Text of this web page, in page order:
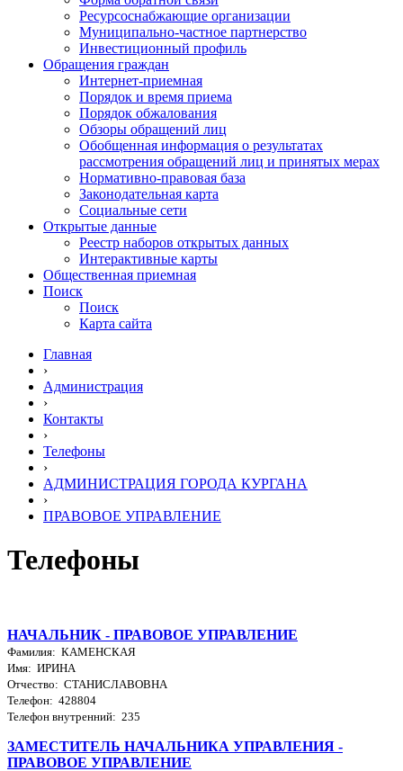
Ресурсоснабжающие организации
Муниципально-частное партнерство
Инвестиционный профиль
Обращения граждан
Интернет-приемная
Порядок и время приема
Порядок обжалования
Обзоры обращений лиц
Обобщенная информация о результатах
рассмотрения обращений лиц и принятых мерах
Нормативно-правовая база
Законодательная карта
Социальные сети
Открытые данные
Реестр наборов открытых данных
Интерактивные карты
Общественная приемная
Поиск
Поиск
Карта сайта
Главная
›
Администрация
›
Контакты
›
Телефоны
›
АДМИНИСТРАЦИЯ ГОРОДА КУРГАНА
›
ПРАВОВОЕ УПРАВЛЕНИЕ
Телефоны
НАЧАЛЬНИК - ПРАВОВОЕ УПРАВЛЕНИЕ
Фамилия: КАМЕНСКАЯ
Имя: ИРИНА
Отчество: СТАНИСЛАВОВНА
Телефон: 428804
Телефон внутренний: 235
ЗАМЕСТИТЕЛЬ НАЧАЛЬНИКА УПРАВЛЕНИЯ -
ПРАВОВОЕ УПРАВЛЕНИЕ